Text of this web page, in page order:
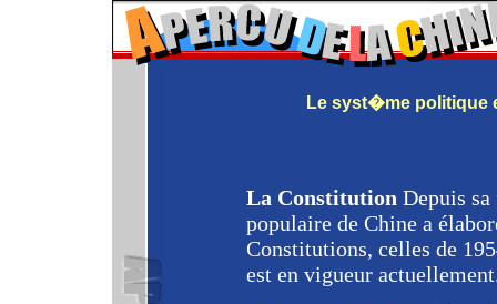
Le syst�me politique
La Constitution Depuis
populaire de Chine a
Constitutions, celles de
est en vigueur